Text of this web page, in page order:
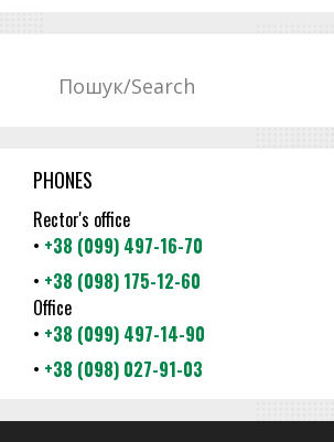
PHONES
Rector's office
• +38 (099) 497-16-70
• +38 (098) 175-12-60
Office
• +38 (099) 497-14-90
• +38 (098) 027-91-03